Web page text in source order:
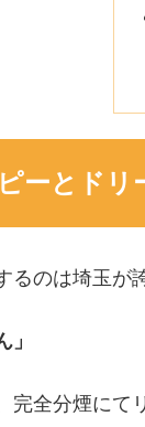
ーとドリ
るのは埼玉が
」
完全分煙にて